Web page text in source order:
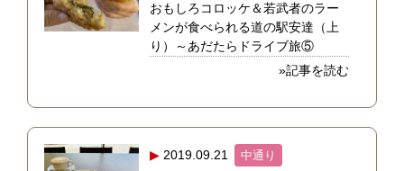
おもしろコロッケ＆若武者のラー
メンが食べられる道の駅安達（上
り）～あだたらドライブ旅⑤
»記事を読む
2019.09.21 中通り